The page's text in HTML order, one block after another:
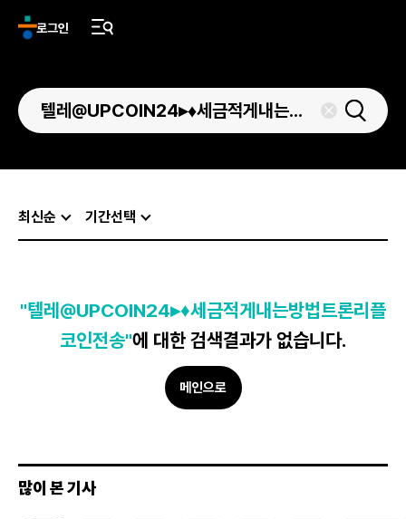
로그인
최신순 기간선택
"텔레@UPCOIN24▸♦세금적게내는방법트론리플
코인전송"에 대한 검색결과가 없습니다.
메인으로
많이 본 기사